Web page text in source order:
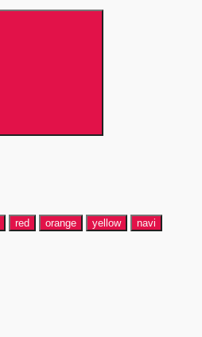
red orange yellow
navi